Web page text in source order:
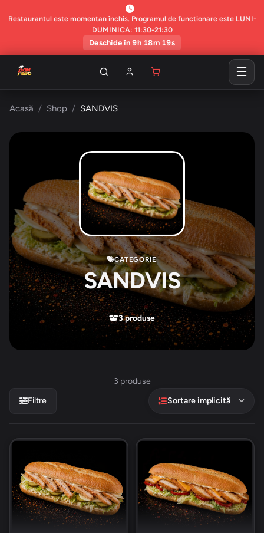
Restaurantul este momentan închis. Programul de functionare este LUNI-
DUMINICA: 11:30-21:30
Deschide în 9h 18m 18s
Acasă Shop SANDVIS
CATEGORIE
SANDVIS
3 produse
3 produse
Filtre
Sortare implicită